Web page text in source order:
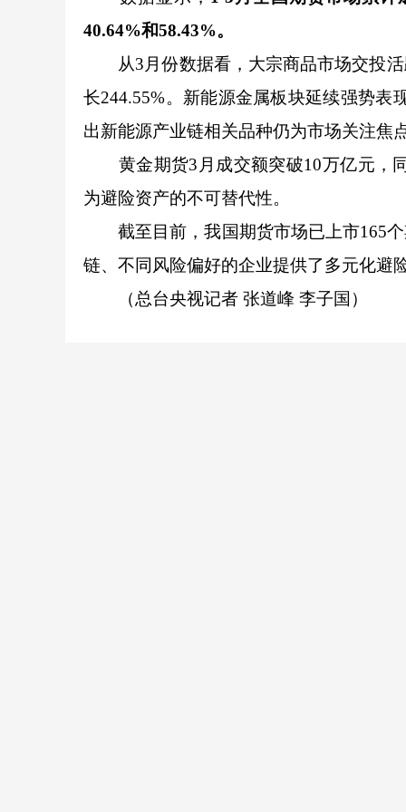
40.64%和58.43%。
从3月份数据看，大宗商品市场交投活
长244.55%。新能源金属板块延续强势表
出新能源产业链相关品种仍为市场关注焦
黄金期货3月成交额突破10万亿元，同
为避险资产的不可替代性。
截至目前，我国期货市场已上市165个
链、不同风险偏好的企业提供了多元化避
（总台央视记者 张道峰 李子国）